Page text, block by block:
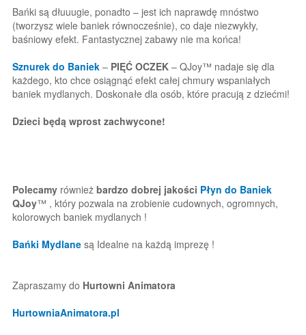
Bańki są dłuuugie, ponadto – jest ich naprawdę mnóstwo
(tworzysz wiele baniek równocześnie), co daje niezwykły,
baśniowy efekt. Fantastycznej zabawy nie ma końca!
Sznurek do Baniek – PIĘĆ OCZEK – QJoy™ nadaje się dla
każdego, kto chce osiągnąć efekt całej chmury wspaniałych
baniek mydlanych. Doskonałe dla osób, które pracują z dziećmi!
Dzieci będą wprost zachwycone!
Polecamy również bardzo dobrej jakości Płyn do Baniek
QJoy™ , który pozwala na zrobienie cudownych, ogromnych,
kolorowych baniek mydlanych !
Bańki Mydlane są Idealne na każdą imprezę !
Zapraszamy do Hurtowni Animatora
HurtowniaAnimatora.pl